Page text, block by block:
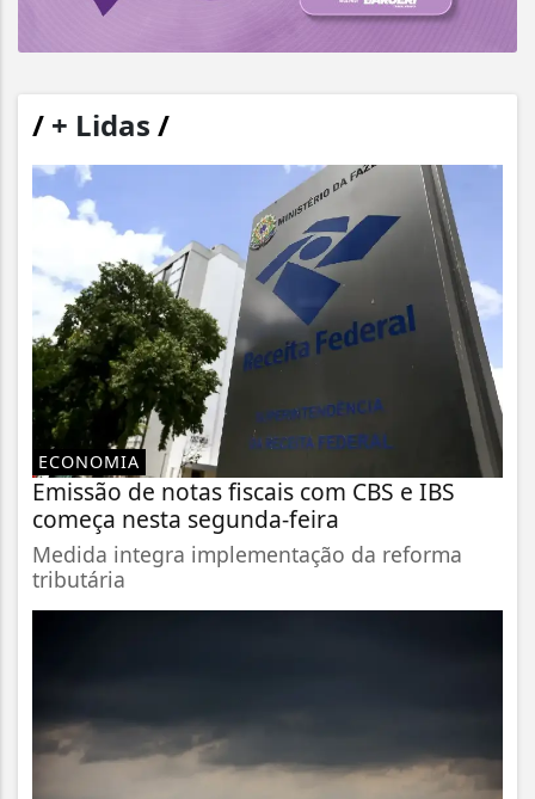
/ + Lidas /
ECONOMIA
Emissão de notas fiscais com CBS e IBS
começa nesta segunda-feira
Medida integra implementação da reforma
tributária